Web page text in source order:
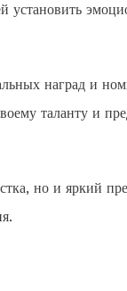
установить
наград и
таланту и
но и яркий